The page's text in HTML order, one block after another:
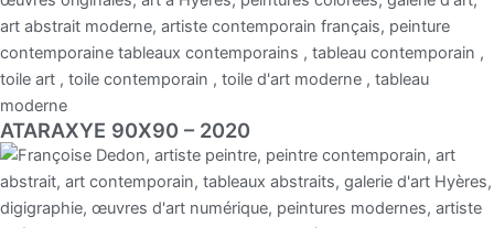
ATARAXYE 90X90 – 2020